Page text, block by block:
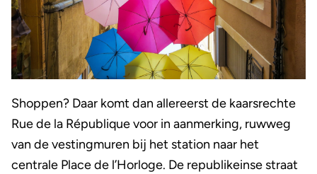
Shoppen? Daar komt dan allereerst de kaarsrechte
Rue de la République voor in aanmerking, ruwweg
van de vestingmuren bij het station naar het
centrale Place de l’Horloge. De republikeinse straat